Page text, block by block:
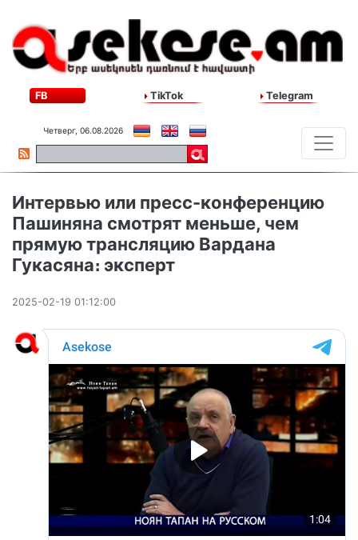
FB TikTok Telegram
Четверг, 06.08.2026
Интервью или пресс-конференцию
Пашиняна смотрят меньше, чем
прямую трансляцию Вардана
Гукасяна։ эксперт
2025-02-19 01:12:00